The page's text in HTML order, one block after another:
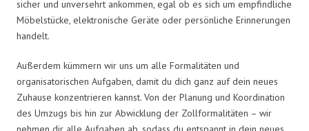
sicher und unversehrt ankommen, egal ob es sich um empfindliche
Möbelstücke, elektronische Geräte oder persönliche Erinnerungen
handelt.
Außerdem kümmern wir uns um alle Formalitäten und
organisatorischen Aufgaben, damit du dich ganz auf dein neues
Zuhause konzentrieren kannst. Von der Planung und Koordination
des Umzugs bis hin zur Abwicklung der Zollformalitäten – wir